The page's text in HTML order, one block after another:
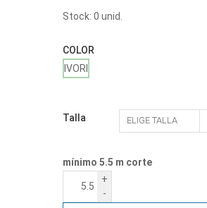
Stock: 0 unid.
COLOR
IVORI
Talla
mínimo 5.5 m corte
+
-